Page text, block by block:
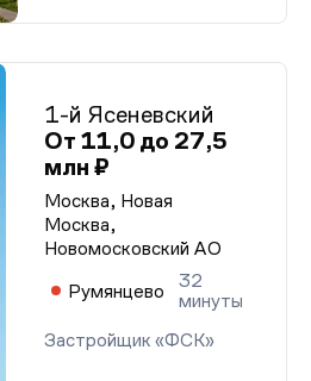
1-й Ясеневский
От 11,0 до 27,5
млн ₽
Москва, Новая
Москва,
Новомосковский АО
Румянцево
32
минуты
Застройщик «ФСК»